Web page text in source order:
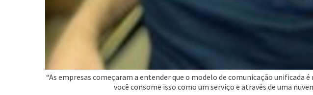
“As empresas começaram a entender que o modelo de comunicação unificada
você consome isso como um serviço e através de uma